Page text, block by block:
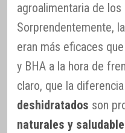
agroalimentaria de
Sorprendentemente,
eran más eficaces
y BHA a la hora de
claro, que la
deshidratados son
naturales y